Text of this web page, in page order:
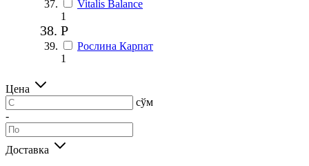
Vitalis Balance
1
Р
Рослина Карпат
1
Цена
сўм
-
Доставка